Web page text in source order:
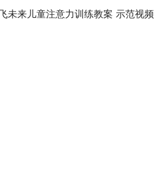
来儿童注意力训练教案 示范视频课程